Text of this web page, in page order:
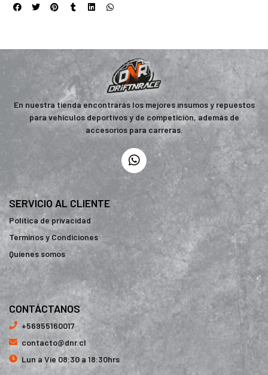
En nuestra tienda encontrarás los mejores insumos y repuestos
para vehículos deportivos y de competición, además de
accesorios para carreras.
SERVICIO AL CLIENTE
Política de privacidad
Terminos y Condiciones
Quienes somos
CONTÁCTANOS
+56955160017
contacto@dnr.cl
Lun a Vie 08:30 a 18:30hrs